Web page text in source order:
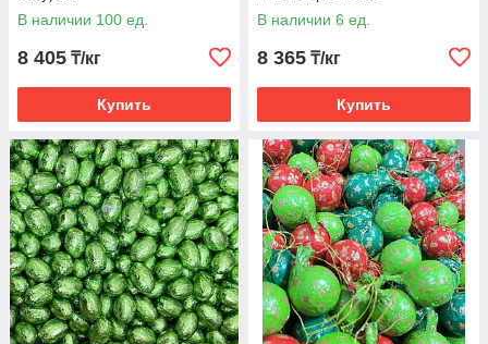
В наличии 100 ед.
8 405 ₸/кг
Купить
НОВОГОДНИЕ (на ёлку) 1кг
В наличии 6 ед.
8 365 ₸/кг
Купить